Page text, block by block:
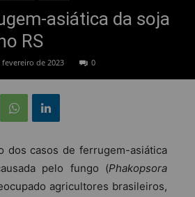
asiática da soja
RS
fevereiro de 2023 0
dos casos de ferrugem-asiática
pelo fungo (Phakopsora
agricultores brasileiros,